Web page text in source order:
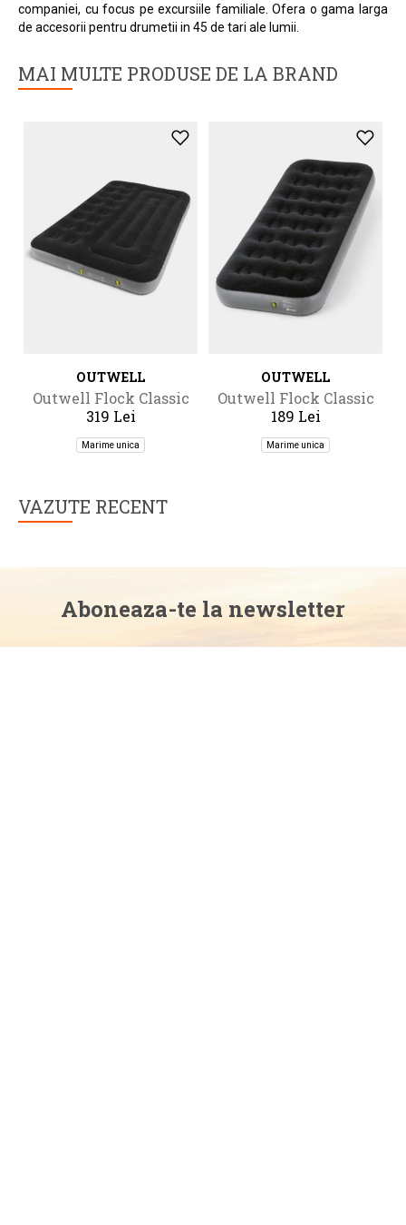
companiei, cu focus pe excursiile familiale. Ofera o gama larga
de accesorii pentru drumetii in 45 de tari ale lumii.
MAI MULTE PRODUSE DE LA BRAND
OUTWELL
Outwell Flock Classic
Double
319 Lei
Marime unica
OUTWELL
Outwell Flock Classic
Single
189 Lei
Marime unica
VAZUTE RECENT
Aboneaza-te la newsletter